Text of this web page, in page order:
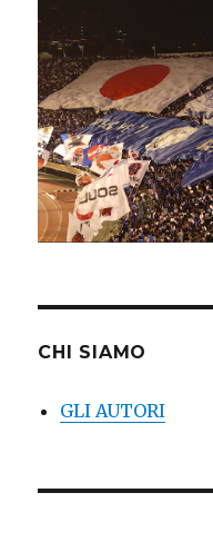
CHI SIAMO
GLI AUTORI